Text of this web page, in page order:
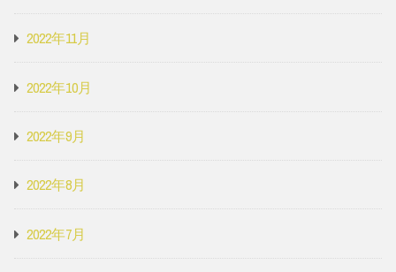
2022年11月
2022年10月
2022年9月
2022年8月
2022年7月